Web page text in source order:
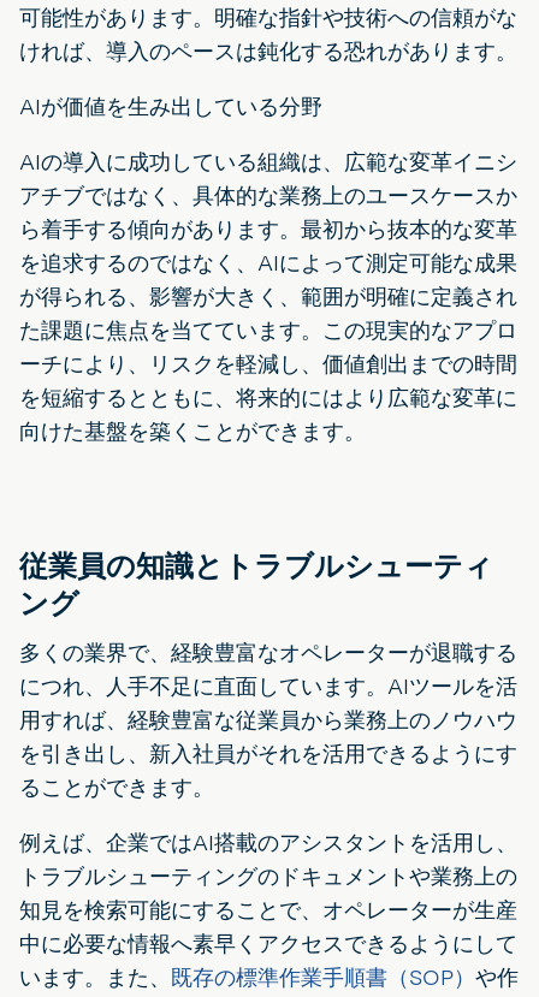
可能性があります。明確な指針や技術への信頼がな
ければ、導入のペースは鈍化する恐れがあります。
AIが価値を生み出している分野
AIの導入に成功している組織は、広範な変革イニシ
アチブではなく、具体的な業務上のユースケースか
ら着手する傾向があります。最初から抜本的な変革
を追求するのではなく、AIによって測定可能な成果
が得られる、影響が大きく、範囲が明確に定義され
た課題に焦点を当てています。この現実的なアプロ
ーチにより、リスクを軽減し、価値創出までの時間
を短縮するとともに、将来的にはより広範な変革に
向けた基盤を築くことができます。
従業員の知識とトラブルシューティ
ング
多くの業界で、経験豊富なオペレーターが退職する
につれ、人手不足に直面しています。AIツールを活
用すれば、経験豊富な従業員から業務上のノウハウ
を引き出し、新入社員がそれを活用できるようにす
ることができます。
例えば、企業ではAI搭載のアシスタントを活用し、
トラブルシューティングのドキュメントや業務上の
知見を検索可能にすることで、オペレーターが生産
中に必要な情報へ素早くアクセスできるようにして
います。また、 既存の標準作業手順書（SOP） や作